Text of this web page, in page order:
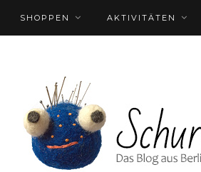
SHOPPEN AKTIVITÄTEN